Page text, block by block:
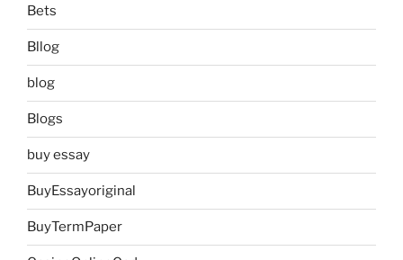
Bets
Bllog
blog
Blogs
buy essay
BuyEssayoriginal
BuyTermPaper